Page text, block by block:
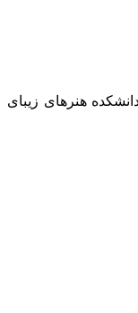
هنرهای زیبای